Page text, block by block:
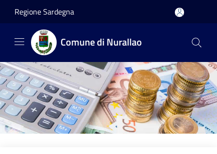
Regione Sardegna
Comune di Nurallao